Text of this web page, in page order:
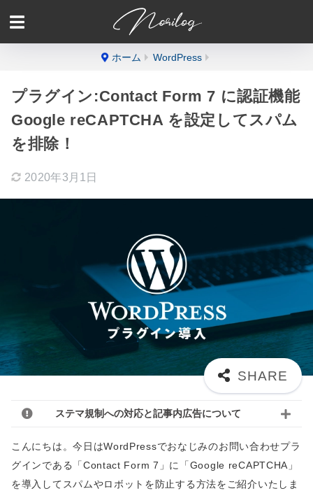
ホーム WordPress
プラグイン:Contact Form 7 に認証機能
Google reCAPTCHA を設定してスパム
を排除！
2020年3月1日
ステマ規制への対応と記事内広告について
こんにちは。今日はWordPressでおなじみのお問い合わせプラ
グインである「Contact Form 7」に「Google reCAPTCHA」
を導入してスパムやロボットを防止する方法をご紹介いたしま